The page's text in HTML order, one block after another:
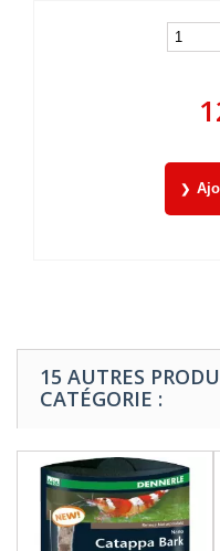
15 AUTRES
CATÉGORIE :